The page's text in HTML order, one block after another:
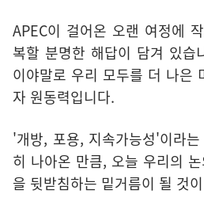
APEC이 걸어온 오랜 여정에
복할 분명한 해답이 담겨 있습
이야말로 우리 모두를 더 나은
자 원동력입니다.
'개방, 포용, 지속가능성'이라
히 나아온 만큼, 오늘 우리의
을 뒷받침하는 밑거름이 될 것